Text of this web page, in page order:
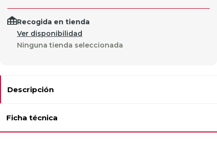
Recogida en tienda
Ver disponibilidad
Ninguna tienda seleccionada
Descripción
Ficha técnica